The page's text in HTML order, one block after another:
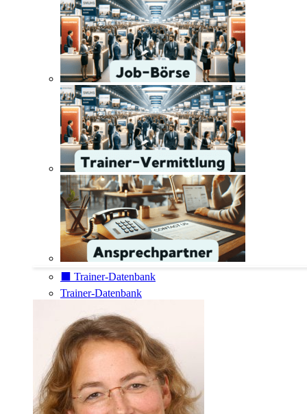
⬛️ Trainer-Datenbank
Trainer-Datenbank